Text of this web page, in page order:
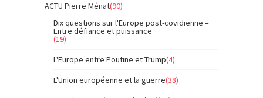
ACTU Pierre Ménat(90)
Dix questions sur l'Europe post-covidienne –
Entre défiance et puissance
(19)
L'Europe entre Poutine et Trump(4)
L'Union européenne et la guerre(38)